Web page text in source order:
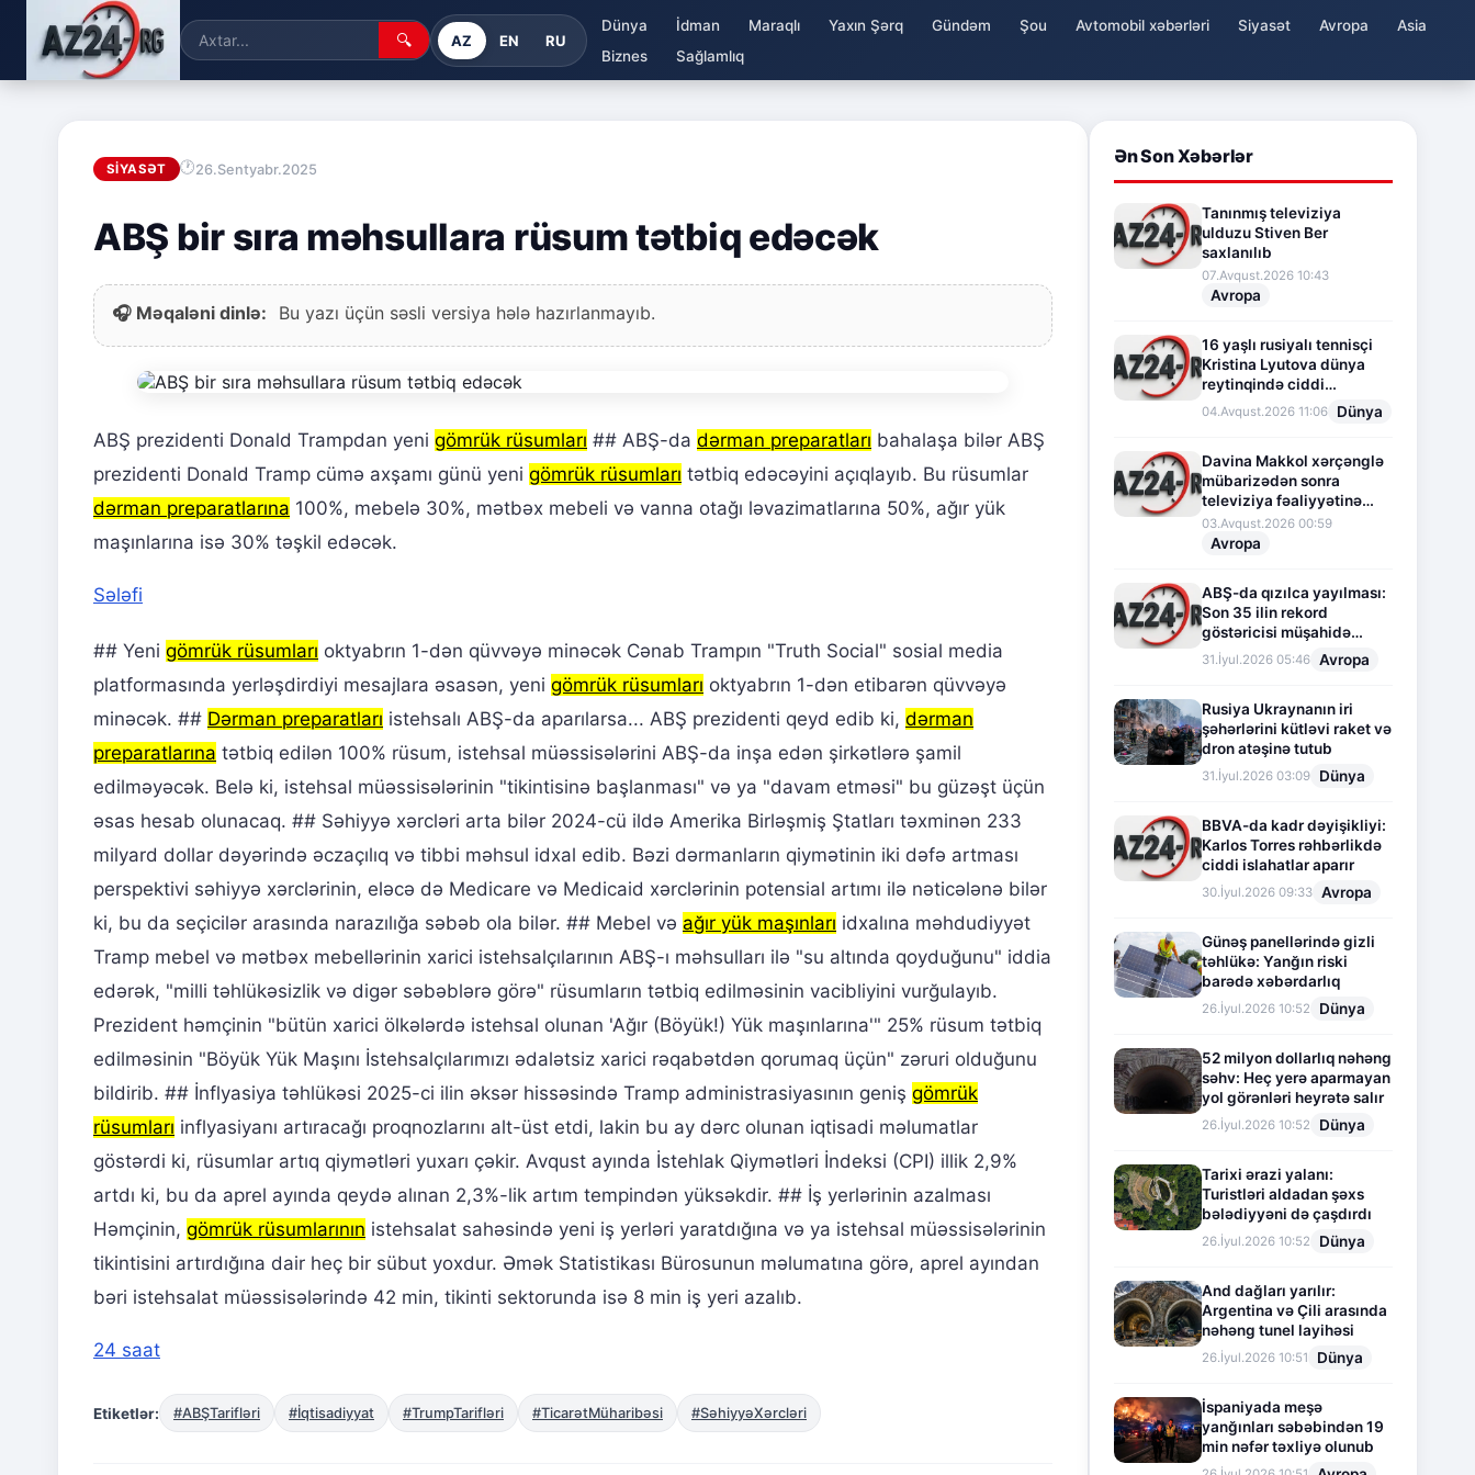
🔍 AZ EN RU
Dünya İdman Maraqlı Yaxın Şərq Gündəm Şou Avtomobil xəbərləri Siyasət Avropa
Asia
Biznes
Sağlamlıq
SIYASƏT 26.Sentyabr.2025
ABŞ bir sıra məhsullara rüsum tətbiq edəcək
🎧 Məqaləni dinlə: Bu yazı üçün səsli versiya hələ hazırlanmayıb.
ABŞ prezidenti Donald Trampdan yeni gömrük rüsumları ## ABŞ-da dərman preparatları bahalaşa bilər ABŞ
prezidenti Donald Tramp cümə axşamı günü yeni gömrük rüsumları tətbiq edəcəyini açıqlayıb. Bu rüsumlar
dərman preparatlarına 100%, mebelə 30%, mətbəx mebeli və vanna otağı ləvazimatlarına 50%, ağır yük
maşınlarına isə 30% təşkil edəcək.
Sələfi
## Yeni gömrük rüsumları oktyabrın 1-dən qüvvəyə minəcək Cənab Trampın "Truth Social" sosial media
platformasında yerləşdirdiyi mesajlara əsasən, yeni gömrük rüsumları oktyabrın 1-dən etibarən qüvvəyə
minəcək. ## Dərman preparatları istehsalı ABŞ-da aparılarsa... ABŞ prezidenti qeyd edib ki, dərman
preparatlarına tətbiq edilən 100% rüsum, istehsal müəssisələrini ABŞ-da inşa edən şirkətlərə şamil
edilməyəcək. Belə ki, istehsal müəssisələrinin "tikintisinə başlanması" və ya "davam etməsi" bu güzəşt üçün
əsas hesab olunacaq. ## Səhiyyə xərcləri arta bilər 2024-cü ildə Amerika Birləşmiş Ştatları təxminən 233
milyard dollar dəyərində əczaçılıq və tibbi məhsul idxal edib. Bəzi dərmanların qiymətinin iki dəfə artması
perspektivi səhiyyə xərclərinin, eləcə də Medicare və Medicaid xərclərinin potensial artımı ilə nəticələnə bilər
ki, bu da seçicilər arasında narazılığa səbəb ola bilər. ## Mebel və ağır yük maşınları idxalına məhdudiyyət
Tramp mebel və mətbəx mebellərinin xarici istehsalçılarının ABŞ-ı məhsulları ilə "su altında qoyduğunu" iddia
edərək, "milli təhlükəsizlik və digər səbəblərə görə" rüsumların tətbiq edilməsinin vacibliyini vurğulayıb.
Prezident həmçinin "bütün xarici ölkələrdə istehsal olunan 'Ağır (Böyük!) Yük maşınlarına'" 25% rüsum tətbiq
edilməsinin "Böyük Yük Maşını İstehsalçılarımızı ədalətsiz xarici rəqabətdən qorumaq üçün" zəruri olduğunu
bildirib. ## İnflyasiya təhlükəsi 2025-ci ilin əksər hissəsində Tramp administrasiyasının geniş gömrük
rüsumları inflyasiyanı artıracağı proqnozlarını alt-üst etdi, lakin bu ay dərc olunan iqtisadi məlumatlar
göstərdi ki, rüsumlar artıq qiymətləri yuxarı çəkir. Avqust ayında İstehlak Qiymətləri İndeksi (CPI) illik 2,9%
artdı ki, bu da aprel ayında qeydə alınan 2,3%-lik artım tempindən yüksəkdir. ## İş yerlərinin azalması
Həmçinin, gömrük rüsumlarının istehsalat sahəsində yeni iş yerləri yaratdığına və ya istehsal müəssisələrinin
tikintisini artırdığına dair heç bir sübut yoxdur. Əmək Statistikası Bürosunun məlumatına görə, aprel ayından
bəri istehsalat müəssisələrində 42 min, tikinti sektorunda isə 8 min iş yeri azalıb.
24 saat
Etiketlər: #ABŞTarifləri #İqtisadiyyat #TrumpTarifləri #TicarətMüharibəsi #SəhiyyəXərcləri
Ən Son Xəbərlər
Tanınmış televiziya
ulduzu Stiven Ber
saxlanılıb
07.Avqust.2026 10:43
Avropa
16 yaşlı rusiyalı tennisçi
Kristina Lyutova dünya
reytinqində ciddi
irəliləyişə imza atdı
04.Avqust.2026 11:06 Dünya
Davina Makkol xərçənglə
mübarizədən sonra
televiziya fəaliyyətinə
fasilə verir
03.Avqust.2026 00:59
Avropa
ABŞ-da qızılca yayılması:
Son 35 ilin rekord
göstəricisi müşahidə
olunur
31.İyul.2026 05:46 Avropa
Rusiya Ukraynanın iri
şəhərlərini kütləvi raket və
dron atəşinə tutub
31.İyul.2026 03:09 Dünya
BBVA-da kadr dəyişikliyi:
Karlos Torres rəhbərlikdə
ciddi islahatlar aparır
30.İyul.2026 09:33 Avropa
Günəş panellərində gizli
təhlükə: Yanğın riski
barədə xəbərdarlıq
26.İyul.2026 10:52 Dünya
52 milyon dollarlıq nəhəng
səhv: Heç yerə aparmayan
yol görənləri heyrətə salır
26.İyul.2026 10:52 Dünya
Tarixi ərazi yalanı:
Turistləri aldadan şəxs
bələdiyyəni də çaşdırdı
26.İyul.2026 10:52 Dünya
And dağları yarılır:
Argentina və Çili arasında
nəhəng tunel layihəsi
26.İyul.2026 10:51 Dünya
İspaniyada meşə
yanğınları səbəbindən 19
min nəfər təxliyə olunub